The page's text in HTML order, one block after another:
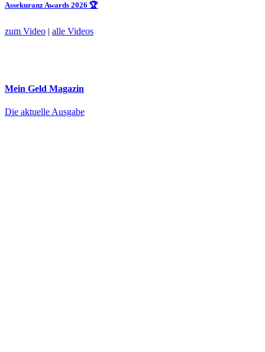
Assekuranz Awards 2026 🏆
zum Video | alle Videos
Mein Geld Magazin
Die aktuelle Ausgabe